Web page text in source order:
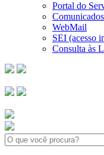
Portal do
WebMail
SEI (acesso
Consulta às
Search: